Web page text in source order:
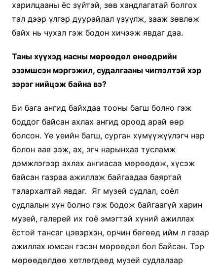
харилцааны ёс зүйтэй, зөв хандлагатай болгох
тал дээр үлгэр дуурайлал үзүүлж, зааж зөвлөж
байх нь чухал гэж бодон хичээж явдаг даа.
Таны хүүхэд насны мөрөөдөл өнөөдрийн
эзэмшсэн мэргэжил, судалгааны чиглэлтэй хэр
зэрэг нийцэж байна вэ?
Би бага ангид байхдаа тооны багш болно гэж
боддог байсан ахлах ангид ороод арай өөр
болсон. Үе үеийн багш, сурган хүмүүжүүлэгч нар
болон аав ээж, ах, эгч нарынхаа тусламж
дэмжлэгээр ахлах ангиасаа мөрөөдөж, хүсэж
байсан газраа ажиллаж байгаадаа баяртай
талархалтай явдаг. Яг музей судлал, соёл
судлалын хүн болно гэж бодож байгаагүй харин
музей, галерей их гоё эмэгтэй хүний ажиллах
ёстой тансаг цэвэрхэн, орчин бөгөөд ийм л газар
ажиллах юмсан гэсэн мөрөөдөл бол байсан. Тэр
мөрөөдөлдөө хөтлөгдөөд музей судлалаар